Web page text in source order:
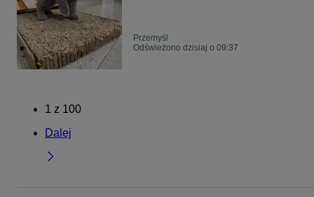
Przemyśl
Odświeżono dzisiaj o 09:37
1 z 100
Dalej